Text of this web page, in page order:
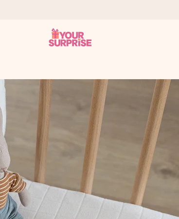
en el momento perfecto, cuando más importa.
al corazón. Sin complicaciones, solo todo el